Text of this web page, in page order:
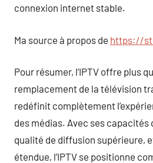
connexion internet stable.
Ma source à propos de https://
Pour résumer, l’IPTV offre plus
remplacement de la télévision
redéfinit complètement
des médias. Avec ses capacités
qualité de diffusion supérieure,
étendue, l’IPTV se positionne